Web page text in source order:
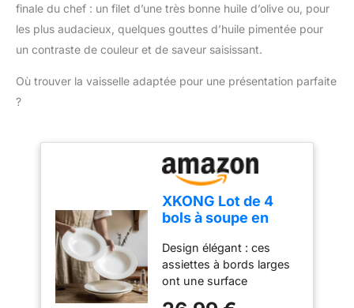
rangée facilement
INFORMATIONS :
maille fine (18 cm),
lavable au lave-vaisselle,
garantie 12 mois
finale du chef : un filet d’une très bonne huile d’olive ou, pour
les plus audacieux, quelques gouttes d’huile pimentée pour
un contraste de couleur et de saveur saisissant.
Où trouver la vaisselle adaptée pour une présentation parfaite
?
XKONG Lot de 4
bols à soupe en
large avec bord,
bols à soupe, bols à
pâtes, assiettes
peu profondes, bols
Design élégant : ces
assiettes à bords larges
ont une surface